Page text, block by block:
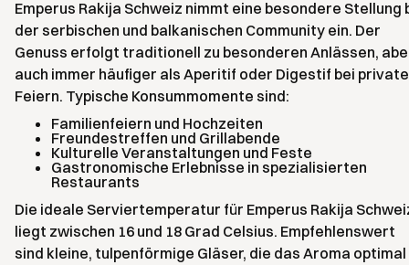
Emperus Rakija Schweiz nimmt eine besondere Stellung
der serbischen und balkanischen Community ein. Der
Genuss erfolgt traditionell zu besonderen Anlässen,
auch immer häufiger als Aperitif oder Digestif bei
Feiern. Typische Konsummomente sind:
Familienfeiern und Hochzeiten
Freundestreffen und Grillabende
Kulturelle Veranstaltungen und Feste
Gastronomische Erlebnisse in spezialisierten
Restaurants
Die ideale Serviertemperatur für Emperus Rakija
liegt zwischen 16 und 18 Grad Celsius. Empfehlenswert
sind kleine, tulpenförmige Gläser, die das Aroma optimal